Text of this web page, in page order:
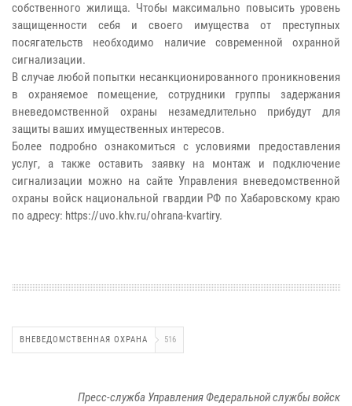
собственного жилища. Чтобы максимально повысить уровень
защищенности себя и своего имущества от преступных
посягательств необходимо наличие современной охранной
сигнализации.
В случае любой попытки несанкционированного проникновения
в охраняемое помещение, сотрудники группы задержания
вневедомственной охраны незамедлительно прибудут для
защиты ваших имущественных интересов.
Более подробно ознакомиться с условиями предоставления
услуг, а также оставить заявку на монтаж и подключение
сигнализации можно на сайте Управления вневедомственной
охраны войск национальной гвардии РФ по Хабаровскому краю
по адресу: https://uvo.khv.ru/ohrana-kvartiry.
ВНЕВЕДОМСТВЕННАЯ ОХРАНА 516
Пресс-служба Управления Федеральной службы войск